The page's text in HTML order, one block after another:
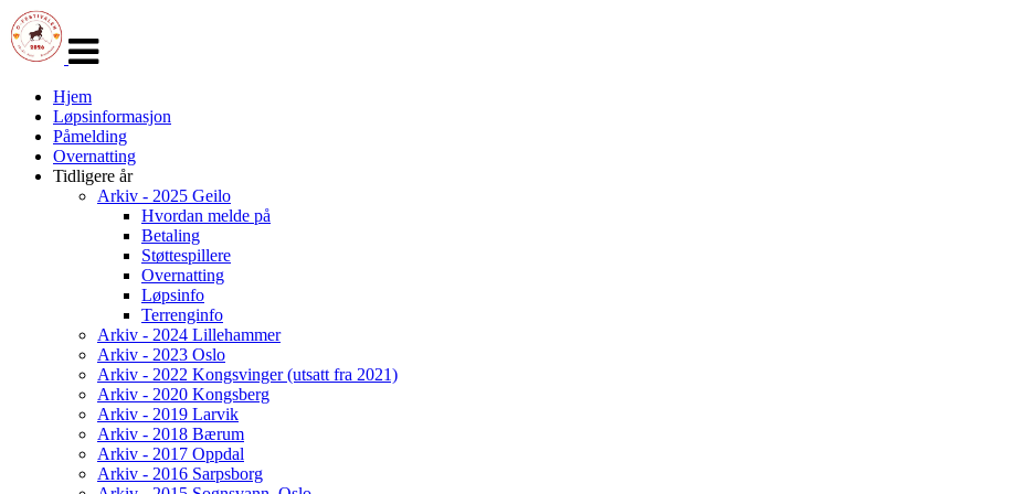
navigasjon
Hjem
Løpsinformasjon
Påmelding
Overnatting
Tidligere år
Arkiv - 2025 Geilo
Hvordan melde på
Betaling
Støttespillere
Overnatting
Løpsinfo
Terrenginfo
Arkiv - 2024 Lillehammer
Arkiv - 2023 Oslo
Arkiv - 2022 Kongsvinger (utsatt fra 2021)
Arkiv - 2020 Kongsberg
Arkiv - 2019 Larvik
Arkiv - 2018 Bærum
Arkiv - 2017 Oppdal
Arkiv - 2016 Sarpsborg